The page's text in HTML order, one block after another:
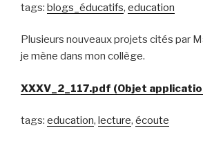
tags: blogs_éducatifs, education
Plusieurs nouveaux projets cités par
je mène dans mon collège.
XXXV_2_117.pdf (Objet
tags: education, lecture, écoute